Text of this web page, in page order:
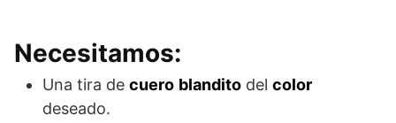
Necesitamos:
Una tira de cuero blandito del color
deseado.